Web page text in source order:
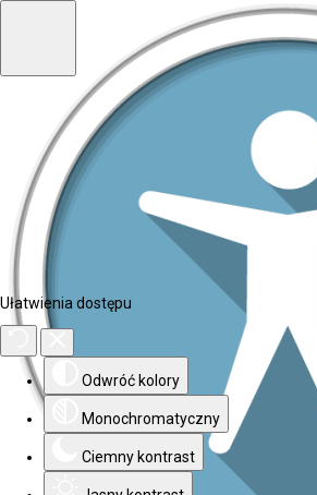
Ułatwienia dostępu
Odwróć kolory
Monochromatyczny
Ciemny kontrast